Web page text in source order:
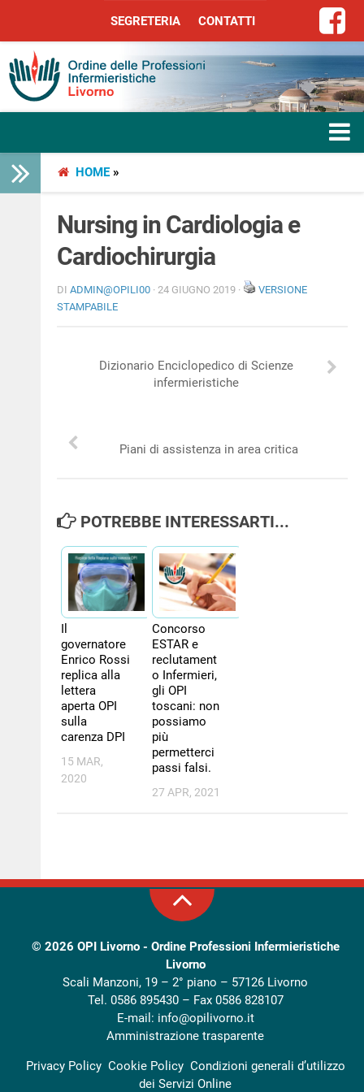
SEGRETERIA CONTATTI
SEGRETERIA CONTATTI
HOME HOME»
Nursing in Cardiologia e
Cardiochirurgia
DI ADMIN@OPILI00 · 24 GIUGNO 2019 ·
VERSIONE
STAMPABILE
Dizionario Enciclopedico di Scienze
infermieristiche
Piani di assistenza in area critica
POTREBBE INTERESSARTI...
Il
governatore
Enrico Rossi
replica alla
lettera
aperta OPI
sulla
carenza DPI
15 MAR,
2020
Concorso
ESTAR e
reclutament
o Infermieri,
gli OPI
toscani: non
possiamo
più
permetterci
passi falsi.
27 APR, 2021
© 2026 OPI Livorno - Ordine Professioni Infermieristiche
Livorno
Scali Manzoni, 19 – 2° piano – 57126 Livorno
Tel. 0586 895430 – Fax 0586 828107
E-mail: info@opilivorno.it
Amministrazione trasparente
Privacy Policy Cookie Policy Condizioni generali d’utilizzo
dei Servizi Online